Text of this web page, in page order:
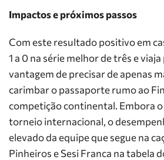
Impactos e próximos passos
Com este resultado positivo em
1 a 0 na série melhor de três e
vantagem de precisar de apenas
carimbar o passaporte rumo ao
competição continental. Embora
torneio internacional, o
elevado da equipe que segue na
Pinheiros e Sesi Franca na tabela